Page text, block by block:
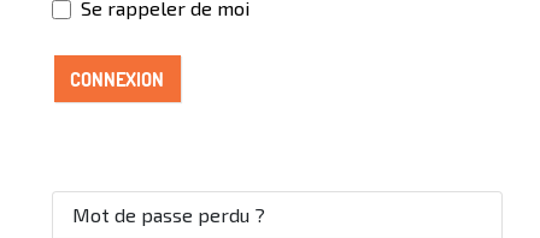
Se rappeler de moi
CONNEXION
Mot de passe perdu ?